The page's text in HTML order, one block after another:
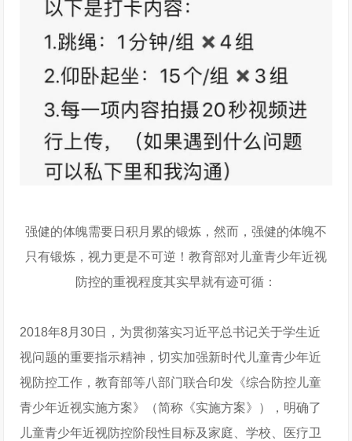
强健的体魄需要日积月累的锻炼，然而，强健的体魄不
只有锻炼，视力更是不可逆！教育部对儿童青少年近视
防控的重视程度其实早就有迹可循：
2018年8月30日，为贯彻落实习近平总书记关于学生近
视问题的重要指示精神，切实加强新时代儿童青少年近
视防控工作，教育部等八部门联合印发《综合防控儿童
青少年近视实施方案》（简称《实施方案》），明确了
儿童青少年近视防控阶段性目标及家庭、学校、医疗卫